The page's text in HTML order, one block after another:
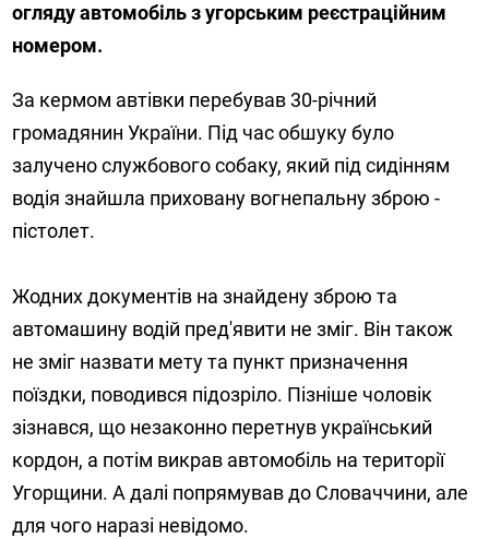
огляду автомобіль з угорським реєстраційним
номером.
За кермом автівки перебував 30-річний
громадянин України. Під час обшуку було
залучено службового собаку, який під сидінням
водія знайшла приховану вогнепальну зброю -
пістолет.
Жодних документів на знайдену зброю та
автомашину водій пред'явити не зміг. Він також
не зміг назвати мету та пункт призначення
поїздки, поводився підозріло. Пізніше чоловік
зізнався, що незаконно перетнув український
кордон, а потім викрав автомобіль на території
Угорщини. А далі попрямував до Словаччини, але
для чого наразі невідомо.